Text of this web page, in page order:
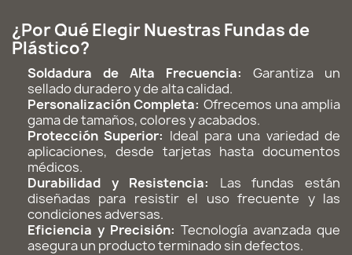
¿Por Qué Elegir Nuestras Fundas de
Plástico?
Soldadura de Alta Frecuencia: Garantiza un
sellado duradero y de alta calidad.
Personalización Completa: Ofrecemos una amplia
gama de tamaños, colores y acabados.
Protección Superior: Ideal para una variedad de
aplicaciones, desde tarjetas hasta documentos
médicos.
Durabilidad y Resistencia:
Las fundas están
diseñadas para resistir el uso frecuente y las
condiciones adversas.
Eficiencia y Precisión: Tecnología avanzada que
asegura un producto terminado sin defectos.